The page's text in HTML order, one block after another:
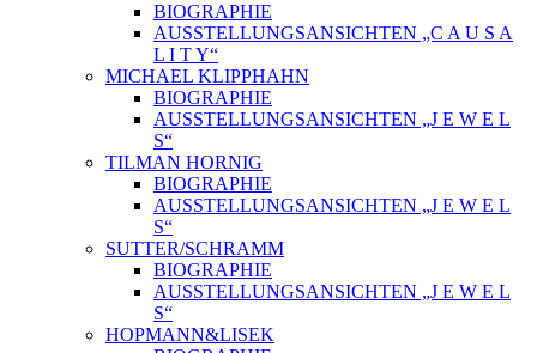
BIOGRAPHIE
AUSSTELLUNGSANSICHTEN „C A U S A
L I T Y“
MICHAEL KLIPPHAHN
BIOGRAPHIE
AUSSTELLUNGSANSICHTEN „J E W E L
S“
TILMAN HORNIG
BIOGRAPHIE
AUSSTELLUNGSANSICHTEN „J E W E L
S“
SUTTER/SCHRAMM
BIOGRAPHIE
AUSSTELLUNGSANSICHTEN „J E W E L
S“
HOPMANN&LISEK